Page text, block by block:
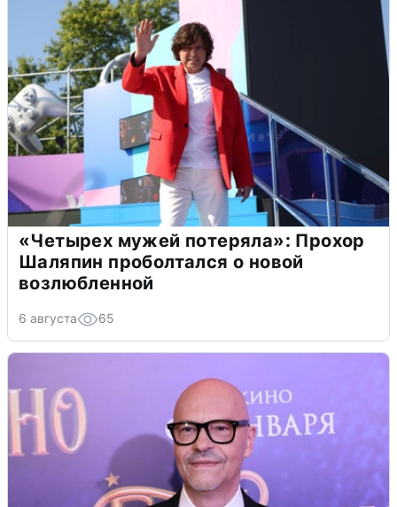
«Четырех мужей потеряла»: Прохор
Шаляпин проболтался о новой
возлюбленной
6 августа 65